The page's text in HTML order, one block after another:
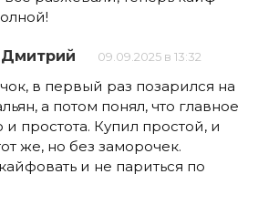
Дмитрий 09.09.2025 в 13:32
в первый раз позарился на
а потом понял, что главное
простота. Купил простой, и
же, но без заморочек.
и не париться по